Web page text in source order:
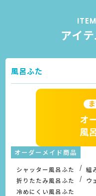
アイ
風呂ふた
オーダーメイド商品
シャッター風呂ふた
組
折りたたみ風呂ふた
ウ
冷めにくい風呂ふた